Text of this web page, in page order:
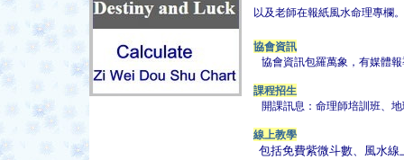
以及老師在報紙風水命理專欄。
協會資訊
協會資訊包羅萬象，有媒體
課程招生
開課訊息：命理師培訓班、
線上教學
包括免費紫微斗數、風水線